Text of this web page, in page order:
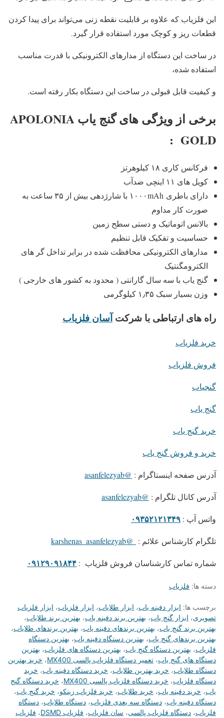
این فلزیاب که علاوه‌ بر قابلیت نقطه زنی می‌تواند برای پیدا کردن
قطعات ریز و کوچک مورد استفاده قرار گیرد.
در ساخت این دستگاه از مدارهای الکترونیکی با قدرت مناسب
استفاده‌ شده،
و کیفیت قابل‌ قبولی در ساخت این دستگاه بکار رفته است.
برخی از ویژگی های گنج یاب APOLONIA
GOLD :
فرکانس کاری ۱۸ کیلوهرتز
کویل های ۱۱ اینچی ضدآب
دارای باطری ۱۰۰۰mAh با شارژدهی بیش از ۳۵ ساعت به
صورت کار مداوم
بالانس اتوماتیک و دستی سطح زمین
حساسیت و تفکیک قابل تنظیم
مدارهای الکترونیکی محافظت شده در برابر تداخل گر های
الکترومگنتیک
گنج یاب با سه سال گارانتی ( محدود به کشور های خارجی )
وزن بسیار سبک ۱٫۳۵ کیلوگرمی
راه های ارتباطی با شرکتآسان فلزیاب
خرید فلزیاب
فروش فلزیاب
گنجیاب
گنج یاب
خرید گنج یاب
خرید و فروش گنج یاب
آدرس صفحه اینستاگرام : @asanfelezyab
آدرس کانال تلگرام : @asanfelezyab
واتس آپ : ۰۹۳۵۲۱۲۱۳۴۹
تلگرام کارشناس علائم : @karshenas_asanfelezyab
شماره تماس کارشناسان فروش فلزیاب : ۰۹۱۲۹۰۹۱۸۴۴
دسته ها: فلزیاب
برچسب ها: ابزار دفینه یاب، ابزار طلایاب، ابزار فلزیاب، ابزار فلزیاب
تصویری، ابزار گنج یاب، بهترین برند دفینه یاب، بهترین برند طلایاب،
بهترین برند گنج یاب، بهترین برندهای دفینه یاب، بهترین برندهای طلایاب،
بهترین برندهای گنج یاب، بهترین دستگاه دفینه یاب، بهترین دستگاه
فلزیاب، بهترین دستگاه گنج یاب، بهترین دستگاه های فلزیاب، بهترین
دستگاه های گنج یاب، تعمیر دستگاه فلزیاب پالسی MX400 ، خرید بهترین
دستگاه طلایاب، خرید بهترین طلایاب، خرید دستگاه دفینه یاب، خرید
دستگاه فلزیاب، خرید دستگاه فلزیاب پالسی MX400 ، خرید دستگاه گنج
یاب، خرید دفینه یاب، خرید طلایاب، خرید فلزیاب زینکو، خرید گنج یاب،
دستگاه دفینه یاب، دستگاه سه بعدی فلزیاب، دستگاه طلایاب، دستگاه
فلزیاب، دستگاه فلزیاب پالسی، سان فلزیاب، فلزیاب DSMD ، فلزیاب